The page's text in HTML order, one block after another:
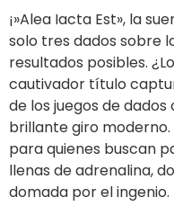
¡»Alea Iacta Est», la
solo tres dados sobre
resultados posibles.
cautivador título
de los juegos de
brillante giro
para quienes buscan
llenas de adrenalina,
domada por el ingenio.